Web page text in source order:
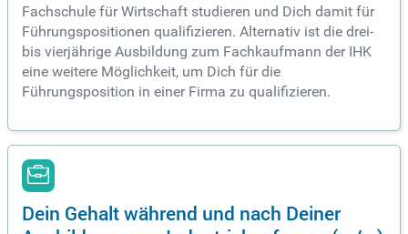
Fachschule für Wirtschaft studieren und Dich damit für
Führungspositionen qualifizieren. Alternativ ist die drei-
bis vierjährige Ausbildung zum Fachkaufmann der IHK
eine weitere Möglichkeit, um Dich für die
Führungsposition in einer Firma zu qualifizieren.
Dein Gehalt während und nach Deiner